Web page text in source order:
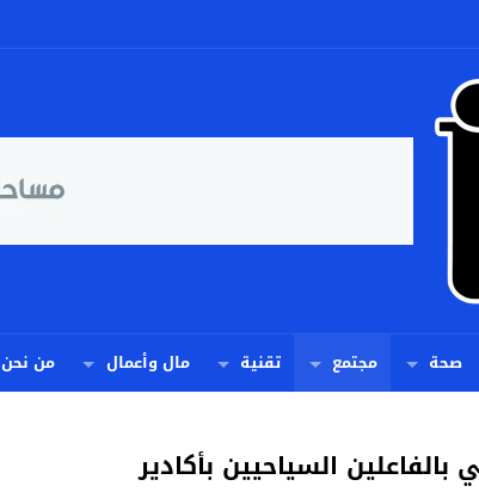
صحة مجتمع تقنية مال وأعمال من نحن
السياحيين بأكادير